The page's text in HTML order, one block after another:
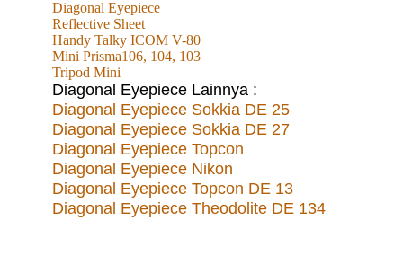
Diagonal Eyepiece
Reflective Sheet
Handy Talky ICOM V-80
Mini Prisma106, 104, 103
Tripod Mini
Diagonal Eyepiece Lainnya :
Diagonal Eyepiece Sokkia DE 25
Diagonal Eyepiece Sokkia DE 27
Diagonal Eyepiece Topcon
Diagonal Eyepiece Nikon
Diagonal Eyepiece Topcon DE 13
Diagonal Eyepiece Theodolite DE 134